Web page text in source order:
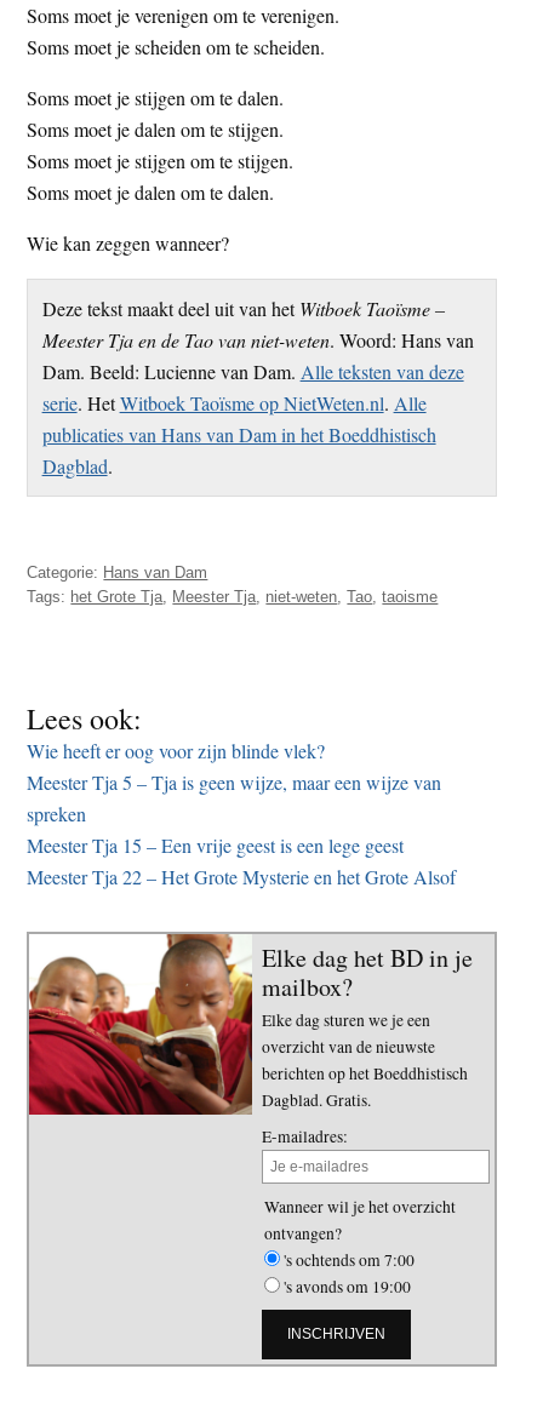
Soms moet je verenigen om te verenigen.
Soms moet je scheiden om te scheiden.
Soms moet je stijgen om te dalen.
Soms moet je dalen om te stijgen.
Soms moet je stijgen om te stijgen.
Soms moet je dalen om te dalen.
Wie kan zeggen wanneer?
Deze tekst maakt deel uit van hetWitboek Taoïsme –
Meester Tja en de Tao van niet-weten. Woord: Hans van
Dam. Beeld: Lucienne van Dam. Alle teksten van deze
serie. HetWitboek Taoïsme op NietWeten.nl. Alle
publicaties van Hans van Dam in het Boeddhistisch
Dagblad.
Categorie: Hans van Dam
Tags: het Grote Tja, Meester Tja, niet-weten,Tao,taoisme
Lees ook:
Wie heeft er oog voor zijn blinde vlek?
Meester Tja 5 – Tja is geen wijze, maar een wijze van
spreken
Meester Tja 15 – Een vrije geest is een lege geest
Meester Tja 22 – Het Grote Mysterie en het Grote Alsof
Elke dag het BD in je
mailbox?
Elke dag sturen we je een
overzicht van de nieuwste
berichten op het Boeddhistisch
Dagblad. Gratis.
E-mailadres:
Wanneer wil je het overzicht
ontvangen?
's ochtends om 7:00
's avonds om 19:00